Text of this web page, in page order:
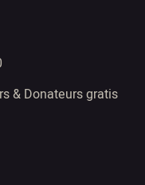
& Donateurs gratis